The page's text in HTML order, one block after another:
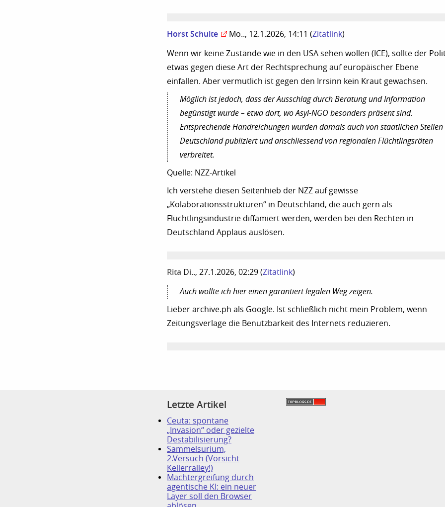
Horst Schulte Mo.., 12.1.2026, 14:11 (Zitatlink)
Wenn wir keine Zustände wie in den USA sehen wollen (ICE), sollte der
etwas gegen diese Art der Rechtsprechung auf europäischer Ebene
einfallen. Aber vermutlich ist gegen den Irrsinn kein Kraut gewachsen.
Möglich ist jedoch, dass der Ausschlag durch Beratung und Information
begünstigt wurde – etwa dort, wo Asyl-NGO besonders präsent sind.
Entsprechende Handreichungen wurden damals auch von staatlichen Stellen
Deutschland publiziert und anschliessend von regionalen Flüchtlingsräten
verbreitet.
Quelle: NZZ-Artikel
Ich verstehe diesen Seitenhieb der NZZ auf gewisse
„Kolaborationsstrukturen“ in Deutschland, die auch gern als
Flüchtlingsindustrie diffamiert werden, werden bei den Rechten in
Deutschland Applaus auslösen.
Rita Di.., 27.1.2026, 02:29 (Zitatlink)
Auch wollte ich hier einen garantiert legalen Weg zeigen.
Lieber archive.ph als Google. Ist schließlich nicht mein Problem, wenn
Zeitungsverlage die Benutzbarkeit des Internets reduzieren.
Letzte Artikel
Ceuta: spontane
„Invasion“ oder gezielte
Destabilisierung?
Sammelsurium,
2.Versuch (Vorsicht
Kellerralley!)
Machtergreifung durch
agentische KI: ein neuer
Layer soll den Browser